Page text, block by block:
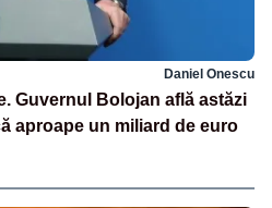
Daniel Onescu
Guvernul Bolojan află astăzi
aproape un miliard de euro